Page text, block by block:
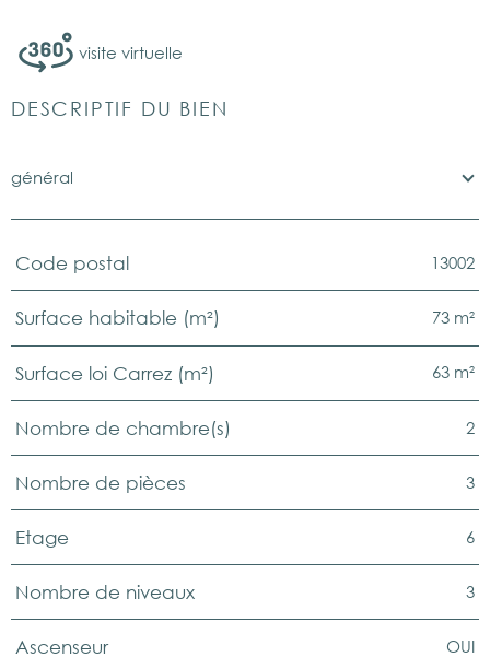
visite virtuelle
DESCRIPTIF DU BIEN
général
TRAD_PAMPERO_Caracteristique
Code postal 13002
Surface habitable (m²) 73 m²
Surface loi Carrez (m²) 63 m²
Nombre de chambre(s) 2
Nombre de pièces 3
Etage 6
Nombre de niveaux 3
Ascenseur OUI